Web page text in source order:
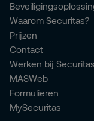
Waarom Securitas?
Prijzen
Contact
Werken bij Securitas
MASWeb
Formulieren
MySecuritas